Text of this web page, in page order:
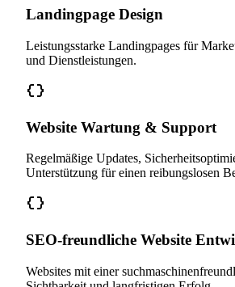
Landingpage Design
Leistungsstarke Landingpages für
und Dienstleistungen.
Website Wartung & Support
Regelmäßige Updates,
Unterstützung für einen reibungslosen
SEO-freundliche Website
Websites mit einer